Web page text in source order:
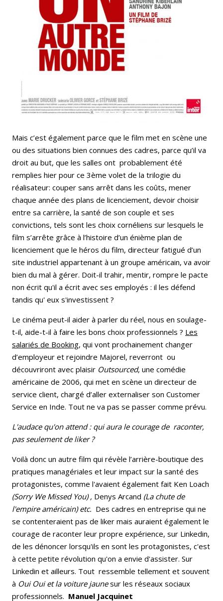
Mais c’est également parce que le film met en scène une
ou des situations bien connues des cadres, parce qu’il va
droit au but, que les salles ont probablement été
remplies hier pour ce 3ème volet de la trilogie du
réalisateur: couper sans arrêt dans les coûts, mener
chaque année des plans de licenciement, devoir choisir
entre sa carrière, la santé de son couple et ses
convictions, tels sont les choix cornéliens sur lesquels le
film s’arrête grâce à l’histoire d’un énième plan de
licenciement que le héros du film, directeur fatigué d’un
site industriel appartenant à un groupe américain, va avoir
bien du mal à gérer. Doit-il trahir, mentir, rompre le pacte
non écrit qu'il a écrit avec ses employés : il les défend
tandis qu' eux s'investissent ?
Le cinéma peut-il aider à parler du réel, nous en soulage-
t-il, aide-t-il à faire les bons choix professionnels ? Les
salariés de Booking, qui vont prochainement changer
d’employeur et rejoindre Majorel, reverront ou
découvriront avec plaisir Outsourced, une comédie
américaine de 2006, qui met en scène un directeur de
service client, chargé d’aller externaliser son Customer
Service en Inde. Tout ne va pas se passer comme prévu.
L'audace qu'on attend : qui aura le courage de raconter,
pas seulement de liker ?
Voilà donc un autre film qui révèle l’arrière-boutique des
pratiques managériales et leur impact sur la santé des
protagonistes, comme l'avaient également fait Ken Loach
(Sorry We Missed You) , Denys Arcand (La chute de
l'empire américain) etc. Des cadres en entreprise qui ne
se contenteraient pas de liker mais auraient également le
courage de raconter leur propre expérience, sur Linkedin,
de les dénoncer lorsqu'ils en sont les protagonistes, c'est
à cette petite révolution qu'on a envie d'assister. Sur
Linkedin et ailleurs. Tout ressemble tellement et souvent
à Oui Oui et la voiture jaunesur les réseaux sociaux
professionnels. Manuel Jacquinet